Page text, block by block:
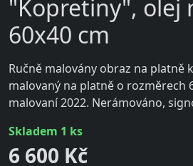
"Kopretiny", olej
60x40 cm
Ručně malovány obraz na platně
malovaný na platně o rozměrech
malovaní 2022. Nerámováno,
skladem 1 ks
6 600 Kč